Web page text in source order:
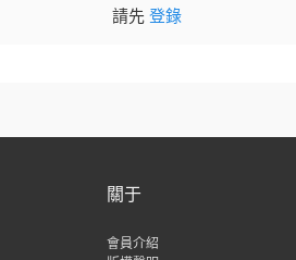
請先 登錄
關于
會員介紹